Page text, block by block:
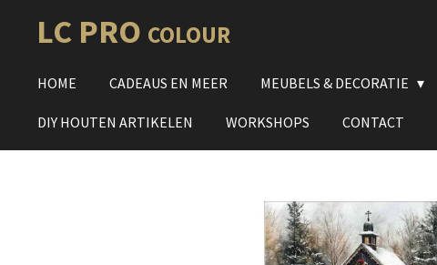
directLC PRO COLOUR
HOME CADEAUS EN MEER MEUBELS & DECORATIE
DIY HOUTEN ARTIKELEN WORKSHOPS CONTACT